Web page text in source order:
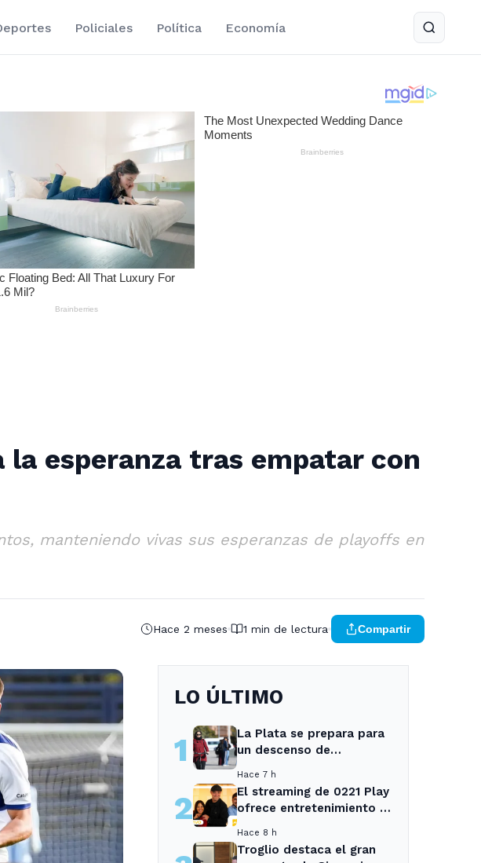
Policiales Política Economía
esperanza tras empatar con
manteniendo vivas sus esperanzas de playoffs en
Hace 2 meses 1 min de lectura Compartir
LO ÚLTIMO
1
La Plata se prepara para
un descenso de
Hace 7 h
2
El streaming de 0221 Play
ofrece entretenimiento y
Hace 8 h
Troglio destaca el gran